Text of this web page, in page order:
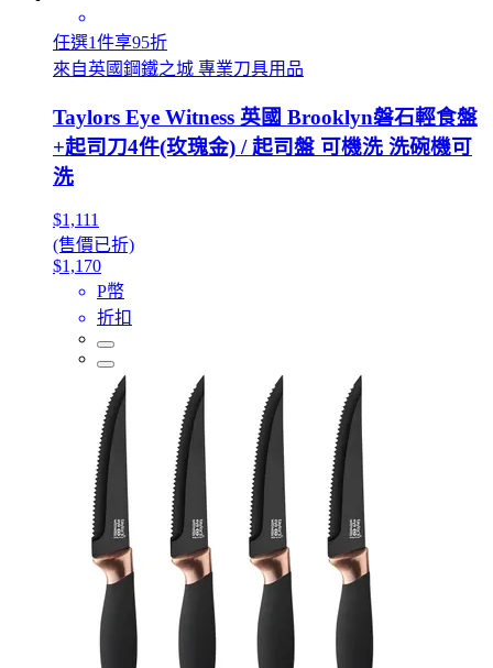
任選1件享95折
來自英國鋼鐵之城 專業刀具用品
Taylors Eye Witness 英國 Brooklyn磐石輕食盤
+起司刀4件(玫瑰金) / 起司盤 可機洗 洗碗機可
洗
$1,111
(售價已折)
$1,170
P幣
折扣